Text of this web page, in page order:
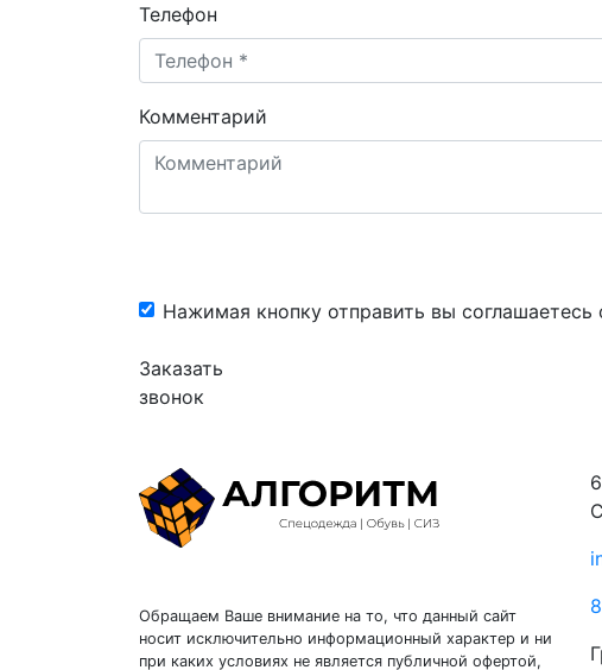
Телефон
Комментарий
Нажимая кнопку отправить вы
Заказать
звонок
Обращаем Ваше внимание на то, что данный сайт
носит исключительно информационный характер и ни
при каких условиях не является публичной офертой,